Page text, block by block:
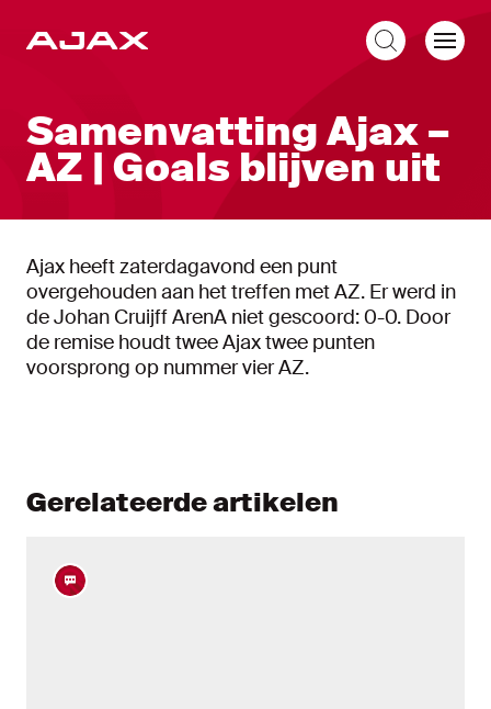
Samenvatting Ajax –
AZ | Goals blijven uit
Ajax heeft zaterdagavond een punt
overgehouden aan het treffen met AZ. Er werd in
de Johan Cruijff ArenA niet gescoord: 0-0. Door
de remise houdt twee Ajax twee punten
voorsprong op nummer vier AZ.
Gerelateerde artikelen